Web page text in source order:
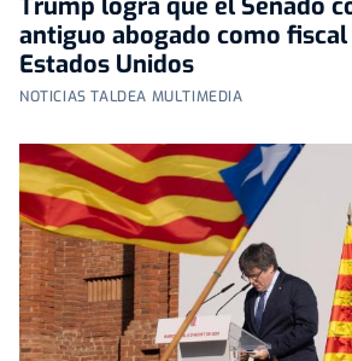
antiguo abogado como
Estados Unidos
NOTICIAS TALDEA MULTIMEDIA